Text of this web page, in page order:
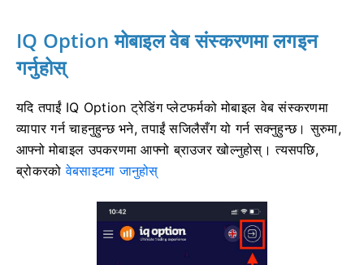
IQ Option मोबाइल वेब संस्करणमा लगइन
गर्नुहोस्
यदि तपाईं IQ Option ट्रेडिंग प्लेटफर्मको मोबाइल वेब संस्करणमा
व्यापार गर्न चाहनुहुन्छ भने, तपाईं सजिलैसँग यो गर्न सक्नुहुन्छ। सुरुमा,
आफ्नो मोबाइल उपकरणमा आफ्नो ब्राउजर खोल्नुहोस्। त्यसपछि,
ब्रोकरकोवेबसाइटमा जानुहोस्